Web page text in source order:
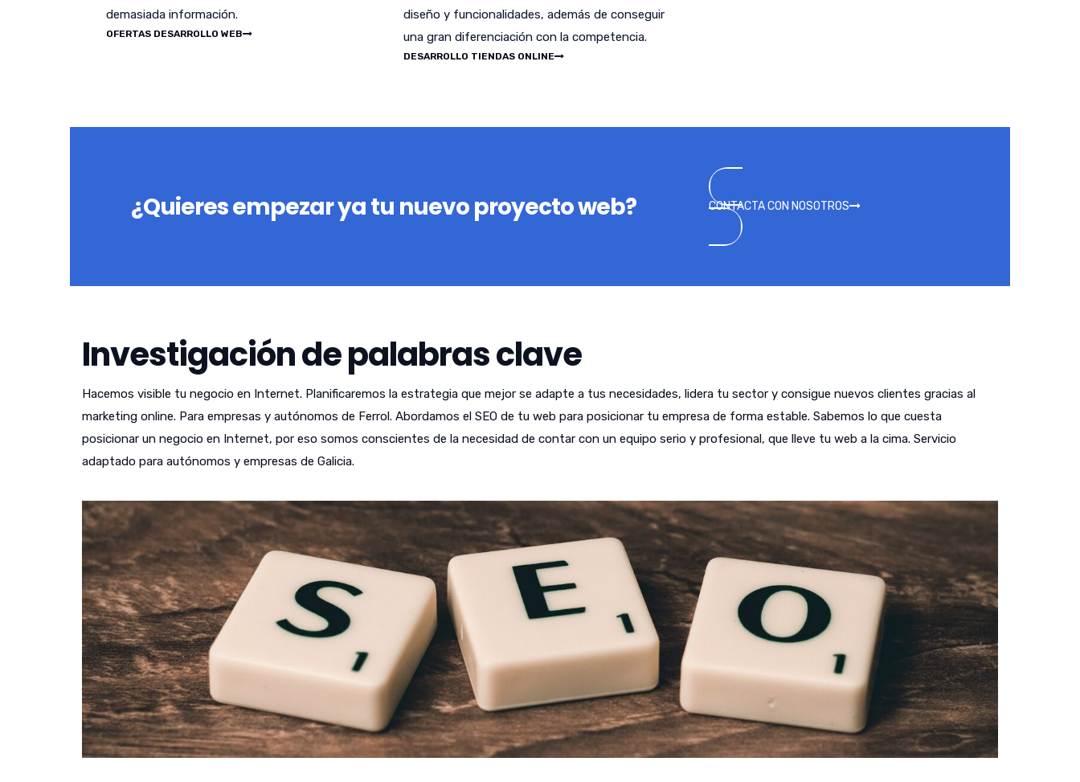
demasiada información.
OFERTAS DESARROLLO WEB
diseño y funcionalidades, además de conseguir
una gran diferenciación con la competencia.
DESARROLLO TIENDAS ONLINE
¿Quieres empezar ya tu nuevo proyecto web? CONTACTA CON NOSOTROS
Investigación de palabras clave
Hacemos visible tu negocio en Internet. Planificaremos la estrategia que mejor se adapte a tus necesidades, lidera tu sector y consigue nuevos clientes gracias al
marketing online. Para empresas y autónomos de Ferrol. Abordamos el SEO de tu web para posicionar tu empresa de forma estable. Sabemos lo que cuesta
posicionar un negocio en Internet, por eso somos conscientes de la necesidad de contar con un equipo serio y profesional, que lleve tu web a la cima. Servicio
adaptado para autónomos y empresas de Galicia.